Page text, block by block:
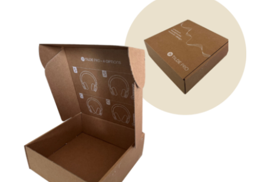
AJOUTER AU PANIER
DÉTAILS